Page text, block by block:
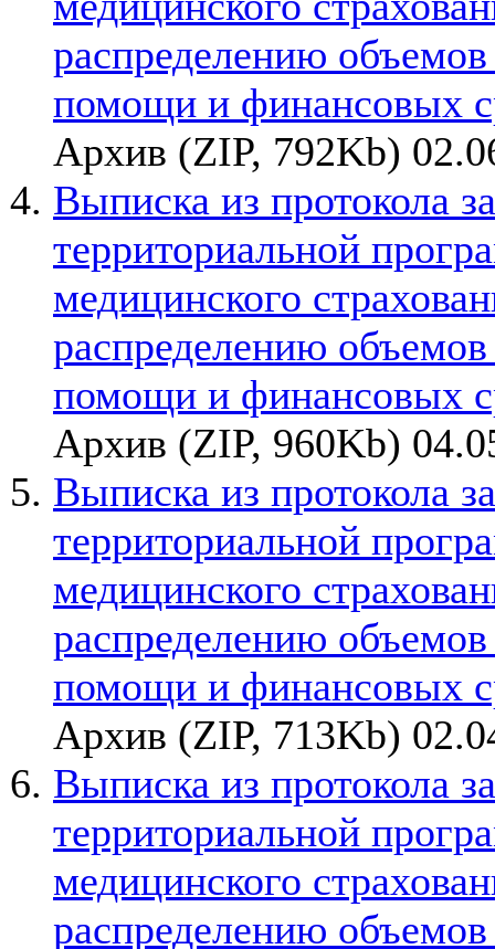
распределению
помощи и финансовых
Архив (ZIP, 792Kb)
Выписка из протокола
территориальной
медицинского
распределению
помощи и финансовых
Архив (ZIP, 960Kb)
Выписка из протокола
территориальной
медицинского
распределению
помощи и финансовых
Архив (ZIP, 713Kb)
Выписка из протокола
территориальной
медицинского
распределению